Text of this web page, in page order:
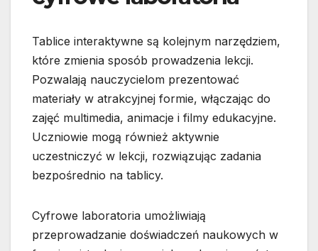
Tablice interaktywne są kolejnym narzędziem,
które zmienia sposób prowadzenia lekcji.
Pozwalają nauczycielom prezentować
materiały w atrakcyjnej formie, włączając do
zajęć multimedia, animacje i filmy edukacyjne.
Uczniowie mogą również aktywnie
uczestniczyć w lekcji, rozwiązując zadania
bezpośrednio na tablicy.
Cyfrowe laboratoria umożliwiają
przeprowadzanie doświadczeń naukowych w